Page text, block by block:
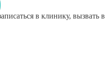
в клинику, вызвать